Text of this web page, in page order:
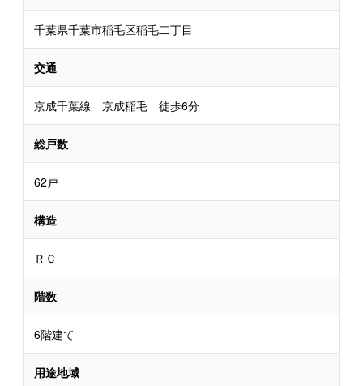
千葉県千葉市稲毛区稲毛二丁目
交通
京成千葉線 京成稲毛 徒歩6分
総戸数
62戸
構造
ＲＣ
階数
6階建て
用途地域